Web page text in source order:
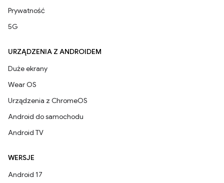
Prywatność
5G
URZĄDZENIA Z ANDROIDEM
Duże ekrany
Wear OS
Urządzenia z ChromeOS
Android do samochodu
Android TV
WERSJE
Android 17